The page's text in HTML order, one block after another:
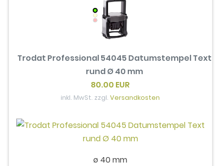
Trodat Professional 54045 Datumstempel Text
rund Ø 40 mm
80.00 EUR
inkl. MwSt. zzgl.Versandkosten
ø 40 mm